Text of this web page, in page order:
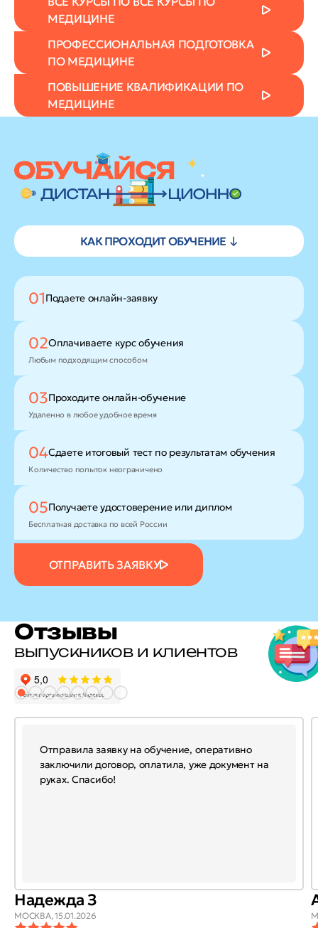
МЕДИЦИНЕ
ПРОФЕССИОНАЛЬНАЯ ПОДГОТОВКА
ПО МЕДИЦИНЕ
ПОВЫШЕНИЕ КВАЛИФИКАЦИИ ПО
МЕДИЦИНЕ
КАК ПРОХОДИТ ОБУЧЕНИЕ ↓
01Подаете онлайн-заявку
ОТПРАВИТЬ ЗАЯВКУ
02Оплачиваете курс обучения
Любым подходящим способом
03Проходитеонлайн-обучение
Удаленно в любое удобное время
04Сдаете итоговый тест по результатам обучения
Количество попыток неограничено
05Получаете удостоверение или диплом
Бесплатная доставка по всей России
Отзывы
выпускников и клиентов
Отправила заявку на обучение, оперативно
заключили договор, оплатила, уже документ на
руках. Спасибо!
Надежда З
МОСКВА,15.01.2026